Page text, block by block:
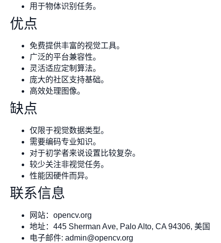
用于物体识别任务。
优点
免费提供丰富的视觉工具。
广泛的平台兼容性。
灵活适应定制算法。
庞大的社区支持基础。
高效处理图像。
缺点
仅限于视觉数据类型。
需要编码专业知识。
对于初学者来说设置比较复杂。
较少关注非视觉任务。
性能因硬件而异。
联系信息
网站：opencv.org
地址：445 Sherman Ave, Palo Alto, CA 94306, 美国
电子邮件: admin@opencv.org